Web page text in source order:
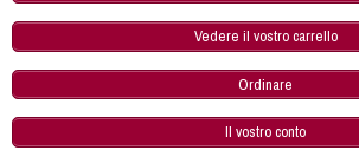
Vedere il vostro carrello
Ordinare
Il vostro conto